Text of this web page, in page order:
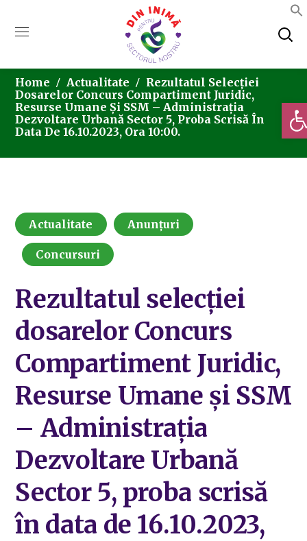
Home Actualitate
Rezultatul Selecției
Dosarelor Concurs Compartiment Juridic,
Resurse Umane Și SSM – Administrația
Dezvoltare Urbană Sector 5, Proba Scrisă În
Data De 16.10.2023, Ora 10:00.
Actualitate Anunțuri
Concursuri
Rezultatul selecției
dosarelor Concurs
Compartiment Juridic,
Resurse Umane și SSM
– Administrația
Dezvoltare Urbană
Sector 5, proba scrisă
în data de 16.10.2023,